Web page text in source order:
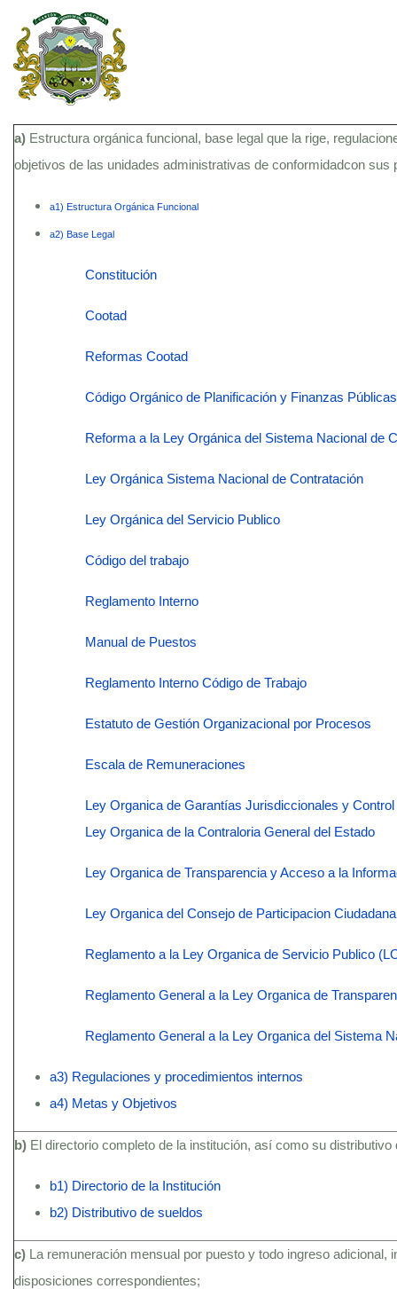
a) Estructura orgánica funcional, base legal que la rige,
objetivos de las unidades administrativas de conformidadcon sus
a1) Estructura Orgánica Funcional
a2) Base Legal
Constitución
Cootad
Reformas Cootad
Código Orgánico de Planificación y Finanzas Públicas
Reforma a la Ley Orgánica del Sistema Nacional de
Ley Orgánica Sistema Nacional de Contratación
Ley Orgánica del Servicio Publico
Código del trabajo
Reglamento Interno
Manual de Puestos
Reglamento Interno Código de Trabajo
Estatuto de Gestión Organizacional por Procesos
Escala de Remuneraciones
Ley Organica de Garantías Jurisdiccionales y
Ley Organica de la Contraloria General del Estado
Ley Organica de Transparencia y Acceso a la
Ley Organica del Consejo de Participacion
Reglamento a la Ley Organica de Servicio Publico
Reglamento General a la Ley Organica de
Reglamento General a la Ley Organica del Sistema
a3) Regulaciones y procedimientos internos
a4) Metas y Objetivos
b) El directorio completo de la institución, así como su distributivo
b1) Directorio de la Institución
b2) Distributivo de sueldos
c) La remuneración mensual por puesto y todo ingreso
disposiciones correspondientes;